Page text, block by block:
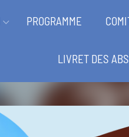
PROGRAMME
LIVRET DES